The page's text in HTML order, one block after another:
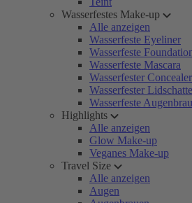
Wasserfestes Make-up
Alle anzeigen
Wasserfeste Eyeliner
Wasserfeste
Wasserfeste Mascara
Wasserfester Concealer
Wasserfester
Wasserfeste
Highlights
Alle anzeigen
Glow Make-up
Veganes Make-up
Travel Size
Alle anzeigen
Augen